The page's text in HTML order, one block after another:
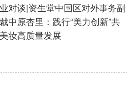
青海 宁夏
黑龙江
对谈|资生堂中国区对外事务副
中原杏里：践行“美力创新”共
妆高质量发展